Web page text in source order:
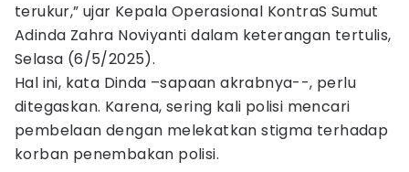
terukur,” ujar Kepala Operasional KontraS Sumut
Adinda Zahra Noviyanti dalam keterangan tertulis,
Selasa (6/5/2025).
Hal ini, kata Dinda –sapaan akrabnya--, perlu
ditegaskan. Karena, sering kali polisi mencari
pembelaan dengan melekatkan stigma terhadap
korban penembakan polisi.